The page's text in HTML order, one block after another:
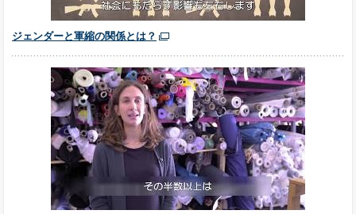
ジェンダーと軍縮の関係とは？